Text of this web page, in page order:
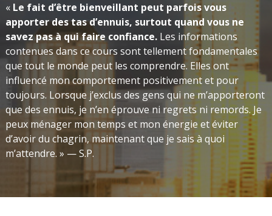
« Le fait d’être bienveillant peut parfois vous
apporter des tas d’ennuis, surtout quand vous ne
savez pas à qui faire confiance. Les informations
contenues dans ce cours sont tellement fondamentales
que tout le monde peut les comprendre. Elles ont
influencé mon comportement positivement et pour
toujours. Lorsque j’exclus des gens qui ne m’apporteront
que des ennuis, je n’en éprouve ni regrets ni remords. Je
peux ménager mon temps et mon énergie et éviter
d’avoir du chagrin, maintenant que je sais à quoi
m’attendre. » — S.P.